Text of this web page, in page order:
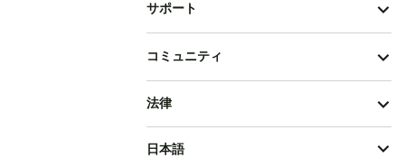
サポート
コミュニティ
法律
日本語